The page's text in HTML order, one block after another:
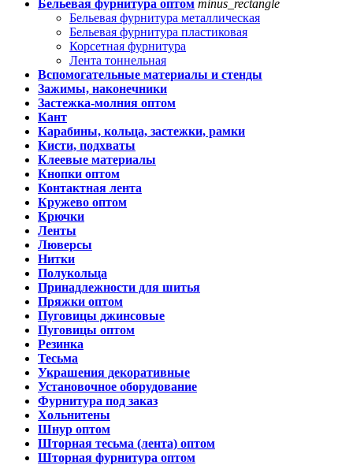
Бельевая фурнитура оптом minus_rectangle
Бельевая фурнитура металлическая
Бельевая фурнитура пластиковая
Корсетная фурнитура
Лента тоннельная
Вспомогательные материалы и стенды
Зажимы, наконечники
Застежка-молния оптом
Кант
Карабины, кольца, застежки, рамки
Кисти, подхваты
Клеевые материалы
Кнопки оптом
Контактная лента
Кружево оптом
Крючки
Ленты
Люверсы
Нитки
Полукольца
Принадлежности для шитья
Пряжки оптом
Пуговицы джинсовые
Пуговицы оптом
Резинка
Тесьма
Украшения декоративные
Установочное оборудование
Фурнитура под заказ
Хольнитены
Шнур оптом
Шторная тесьма (лента) оптом
Шторная фурнитура оптом